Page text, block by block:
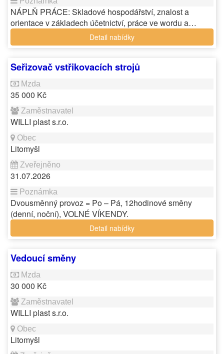
NÁPLŇ PRÁCE: Skladové hospodářství, znalost a
orientace v základech účetnictví, práce ve wordu a…
Detail nabídky
Seřizovač vstřikovacích strojů
35 000 Kč
WILLI plast s.r.o.
Litomyšl
31.07.2026
Dvousměnný provoz = Po – Pá, 12hodinové směny
(denní, noční), VOLNÉ VÍKENDY.
Detail nabídky
Vedoucí směny
30 000 Kč
WILLI plast s.r.o.
Litomyšl